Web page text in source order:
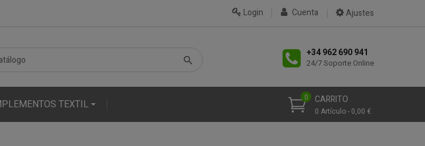
Ajustes
Cuenta
Login
+34 962 690 941
24/7 Soporte Online
CARRITO
0 Artículo - 0,00 €
0
TEXTIL